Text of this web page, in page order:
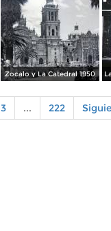
Zocalo y La Catedral 1950
3 ... 222